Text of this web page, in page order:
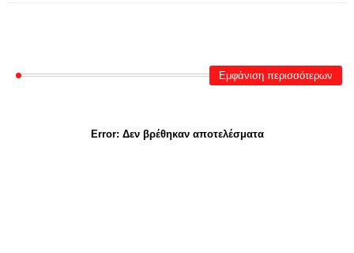
Εμφάνιση περισσότερων
Error: Δεν βρέθηκαν αποτελέσματα